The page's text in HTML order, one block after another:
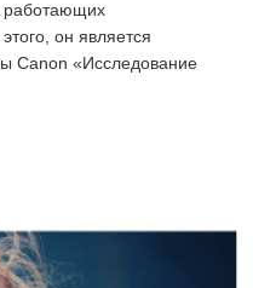
работающих
он является
Canon «Исследование